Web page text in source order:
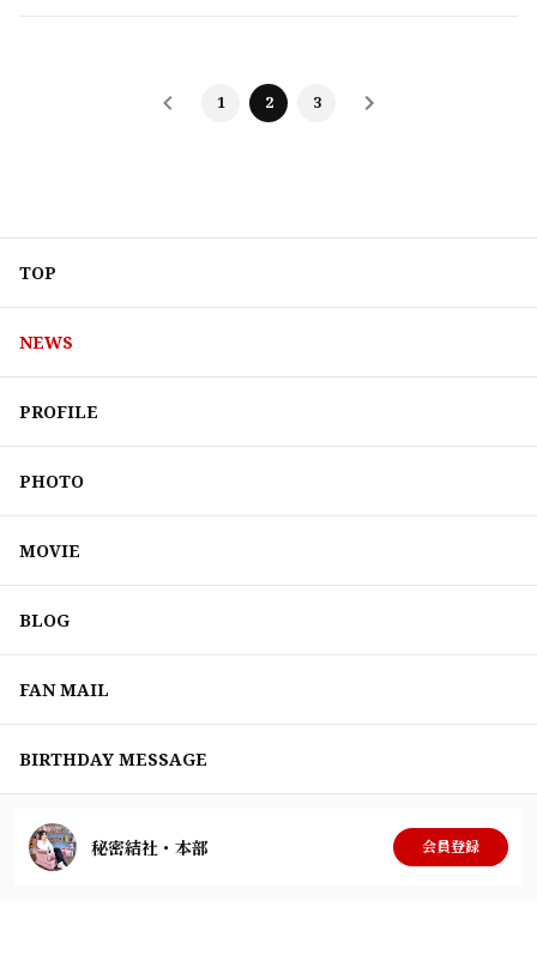
1 2 3
TOP
NEWS
PROFILE
PHOTO
MOVIE
BLOG
FAN MAIL
BIRTHDAY MESSAGE
秘密結社・本部 会員登録